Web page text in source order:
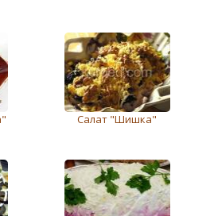
Cалат "Шишка"